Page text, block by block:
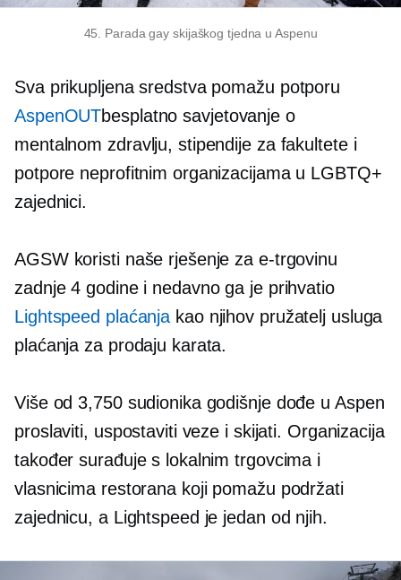
45. Parada gay skijaškog tjedna u Aspenu
Sva prikupljena sredstva pomažu potporu
AspenOUTbesplatno savjetovanje o
mentalnom zdravlju, stipendije za fakultete i
potpore neprofitnim organizacijama u LGBTQ+
zajednici.
AGSW koristi naše rješenje za e-trgovinu
zadnje 4 godine i nedavno ga je prihvatio
Lightspeed plaćanja kao njihov pružatelj usluga
plaćanja za prodaju karata.
Više od 3,750 sudionika godišnje dođe u Aspen
proslaviti, uspostaviti veze i skijati. Organizacija
također surađuje s lokalnim trgovcima i
vlasnicima restorana koji pomažu podržati
zajednicu, a Lightspeed je jedan od njih.